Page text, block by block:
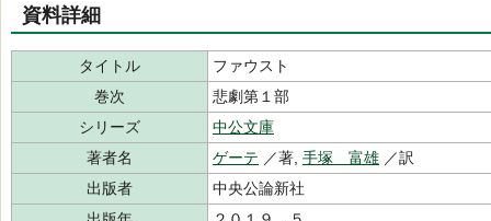
資料詳細
タイトル
ファウスト
巻次
悲劇第１部
シリーズ
中公文庫
著者名
ゲーテ ／著, 手塚 富雄 ／訳
出版者
中央公論新社